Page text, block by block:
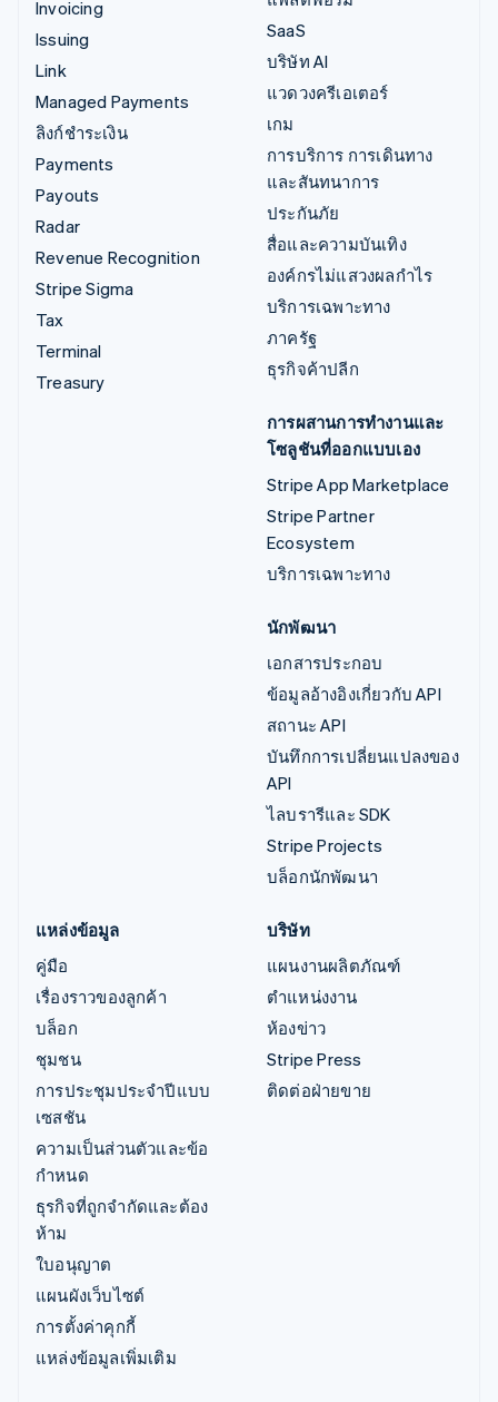
Invoicing
Issuing
Link
Managed Payments
ลิงก์ชำระเงิน
Payments
Payouts
Radar
Revenue Recognition
Stripe Sigma
Tax
Terminal
Treasury
SaaS
บริษัท AI
แวดวงครีเอเตอร์
เกม
การบริการ การเดินทาง
และสันทนาการ
ประกันภัย
สื่อและความบันเทิง
องค์กรไม่แสวงผลกำไร
บริการเฉพาะทาง
ภาครัฐ
ธุรกิจค้าปลีก
การผสานการทำงานและ
โซลูชันที่ออกแบบเอง
Stripe App Marketplace
Stripe Partner
Ecosystem
บริการเฉพาะทาง
นักพัฒนา
เอกสารประกอบ
ข้อมูลอ้างอิงเกี่ยวกับ API
สถานะ API
บันทึกการเปลี่ยนแปลงของ
API
ไลบรารีและ SDK
Stripe Projects
บล็อกนักพัฒนา
แหล่งข้อมูล
คู่มือ
เรื่องราวของลูกค้า
บล็อก
ชุมชน
การประชุมประจำปีแบบ
เซสชัน
ความเป็นส่วนตัวและข้อ
กำหนด
ธุรกิจที่ถูกจำกัดและต้อง
ห้าม
ใบอนุญาต
แผนผังเว็บไซต์
การตั้งค่าคุกกี้
แหล่งข้อมูลเพิ่มเติม
บริษัท
แผนงานผลิตภัณฑ์
ตำแหน่งงาน
ห้องข่าว
Stripe Press
ติดต่อฝ่ายขาย